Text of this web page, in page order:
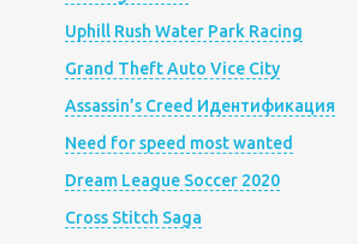
Uphill Rush Water Park Racing
Grand Theft Auto Vice City
Assassin’s Creed Идентификация
Need for speed most wanted
Dream League Soccer 2020
Cross Stitch Saga